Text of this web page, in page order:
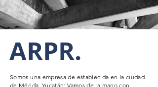
ARPR.
Somos una empresa de establecida en la ciudad
de Mérida, Yucatán; Vamos de la mano con